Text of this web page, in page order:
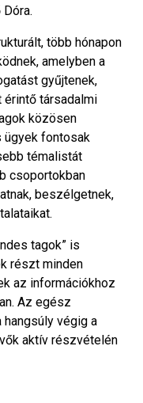
több hónapon
amelyben a
gyűjtenek,
érintő társadalmi
közösen
fontosak
témalistát
csoportokban
beszélgetnek,
tagok” is
részt minden
az információkhoz
Az egész
végig a
aktív részvételén